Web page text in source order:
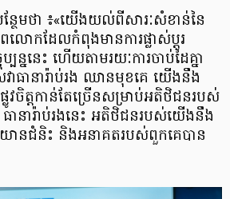
ែមថា ៖«​យើងយល់ពីសារៈសំខាន់នៃ
ពលោកដែលកំពុង​មានការផ្លាស់ប្តូរ
ននេះ ហើយតាមរយៈការចាប់ដៃគ្នា
ធានារ៉ាប់រង ឈានមុខគេ យើងនឹង
លូវចិត្តកាន់តែ​ច្រើនសម្រាប់​អតិថិជន​របស់
ានារ៉ាប់រងនេះ អតិថិជនរបស់យើងនឹង
យានជំនិះ និងអនាគតរបស់ពួកគេបាន